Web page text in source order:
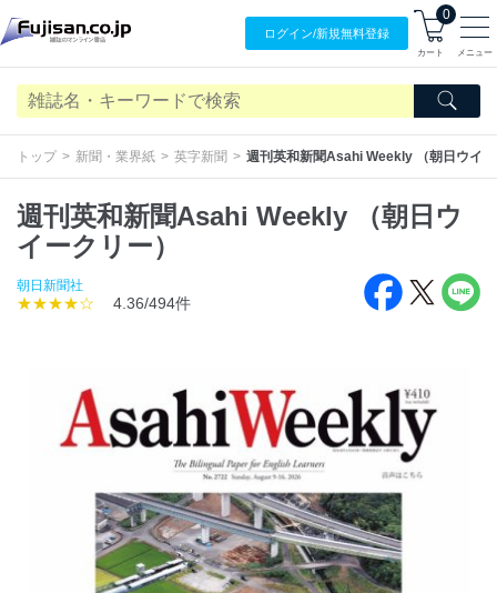
ログイン/新規無料登録
0
カート メニュー
トップ 新聞・業界紙 英字新聞 週刊英和新聞Asahi Weekly （朝日ウイ
週刊英和新聞Asahi Weekly （朝日ウ
イークリー）
朝日新聞社
★★★★☆ 4.36/494件